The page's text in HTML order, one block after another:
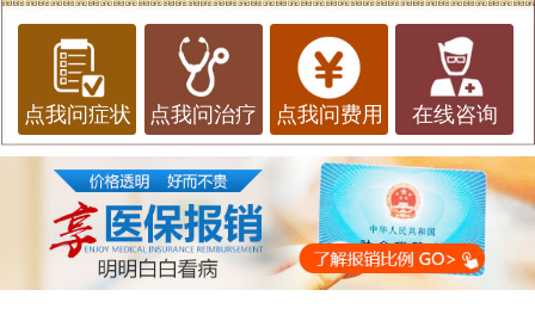
点我问症状 点我问治疗 点我问费用 在线咨询